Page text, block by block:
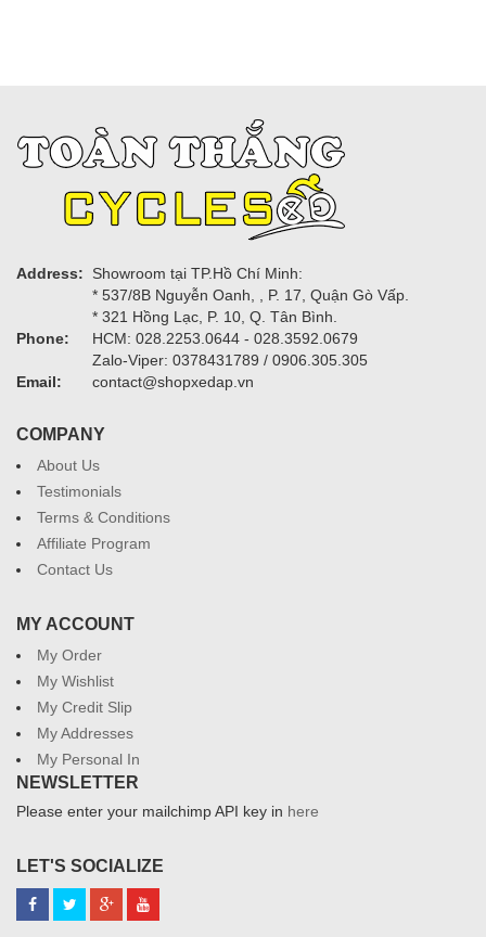
Address:
Showroom tại TP.Hồ Chí Minh:
* 537/8B Nguyễn Oanh, , P. 17, Quận Gò Vấp.
* 321 Hồng Lạc, P. 10, Q. Tân Bình.
Phone:
HCM: 028.2253.0644 - 028.3592.0679
Zalo-Viper: 0378431789 / 0906.305.305
Email:
contact@shopxedap.vn
COMPANY
About Us
Testimonials
Terms & Conditions
Affiliate Program
Contact Us
MY ACCOUNT
My Order
My Wishlist
My Credit Slip
My Addresses
My Personal In
NEWSLETTER
Please enter your mailchimp API key in here
LET'S SOCIALIZE